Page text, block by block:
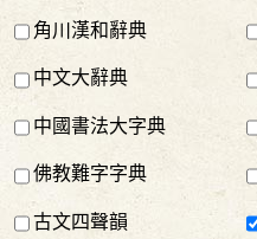
角川漢和辭典
中文大辭典
中國書法大字典
佛教難字字典
古文四聲韻